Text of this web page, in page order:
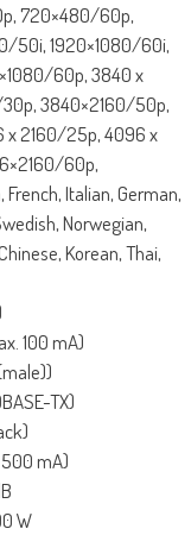
720×480/60p,
50i, 1920×1080/60i,
60p, 3840 x
3840×2160/50p,
x 2160/25p, 4096 x
60p,
Italian, German,
Norwegian,
Korean, Thai,
100 mA)
TX)
500 mA)
W